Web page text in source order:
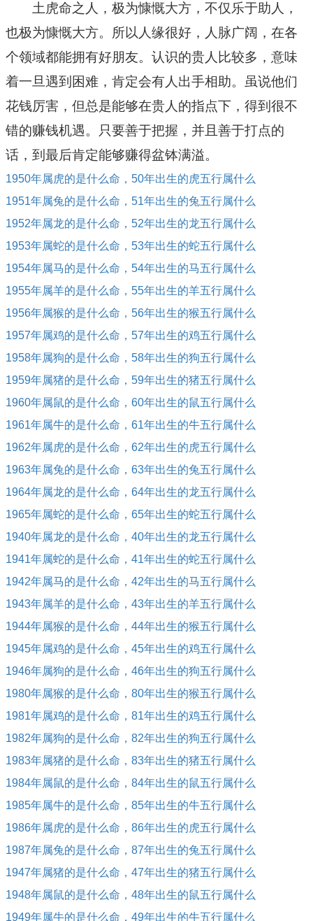
土虎命之人，极为慷慨大方，不仅乐于助人，
也极为慷慨大方。所以人缘很好，人脉广阔，在各
个领域都能拥有好朋友。认识的贵人比较多，意味
着一旦遇到困难，肯定会有人出手相助。虽说他们
花钱厉害，但总是能够在贵人的指点下，得到很不
错的赚钱机遇。只要善于把握，并且善于打点的
话，到最后肯定能够赚得盆钵满溢。
1950年属虎的是什么命，50年出生的虎五行属什么
1951年属兔的是什么命，51年出生的兔五行属什么
1952年属龙的是什么命，52年出生的龙五行属什么
1953年属蛇的是什么命，53年出生的蛇五行属什么
1954年属马的是什么命，54年出生的马五行属什么
1955年属羊的是什么命，55年出生的羊五行属什么
1956年属猴的是什么命，56年出生的猴五行属什么
1957年属鸡的是什么命，57年出生的鸡五行属什么
1958年属狗的是什么命，58年出生的狗五行属什么
1959年属猪的是什么命，59年出生的猪五行属什么
1960年属鼠的是什么命，60年出生的鼠五行属什么
1961年属牛的是什么命，61年出生的牛五行属什么
1962年属虎的是什么命，62年出生的虎五行属什么
1963年属兔的是什么命，63年出生的兔五行属什么
1964年属龙的是什么命，64年出生的龙五行属什么
1965年属蛇的是什么命，65年出生的蛇五行属什么
1940年属龙的是什么命，40年出生的龙五行属什么
1941年属蛇的是什么命，41年出生的蛇五行属什么
1942年属马的是什么命，42年出生的马五行属什么
1943年属羊的是什么命，43年出生的羊五行属什么
1944年属猴的是什么命，44年出生的猴五行属什么
1945年属鸡的是什么命，45年出生的鸡五行属什么
1946年属狗的是什么命，46年出生的狗五行属什么
1980年属猴的是什么命，80年出生的猴五行属什么
1981年属鸡的是什么命，81年出生的鸡五行属什么
1982年属狗的是什么命，82年出生的狗五行属什么
1983年属猪的是什么命，83年出生的猪五行属什么
1984年属鼠的是什么命，84年出生的鼠五行属什么
1985年属牛的是什么命，85年出生的牛五行属什么
1986年属虎的是什么命，86年出生的虎五行属什么
1987年属兔的是什么命，87年出生的兔五行属什么
1947年属猪的是什么命，47年出生的猪五行属什么
1948年属鼠的是什么命，48年出生的鼠五行属什么
1949年属牛的是什么命，49年出生的牛五行属什么